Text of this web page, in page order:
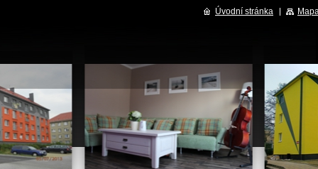
Úvodní stránka